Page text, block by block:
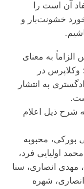
آن است را
خشونت‌بار و
الزاماً به معنای
وکلاپرس در
به انتشار
شرح ذیل اعلام
بورکی، محبوبه
اولیایی فرد،
مهدی انصاری، سنا
انصاری، شهره